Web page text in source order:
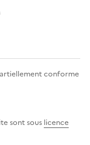
conforme
sont sous licence